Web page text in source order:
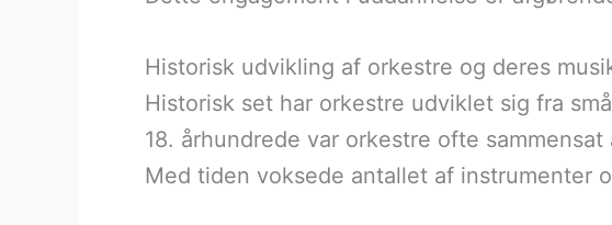
Historisk udvikling af orkestre og deres
Historisk set har orkestre udviklet sig fra
18. århundrede var orkestre ofte
Med tiden voksede antallet af instrumenter